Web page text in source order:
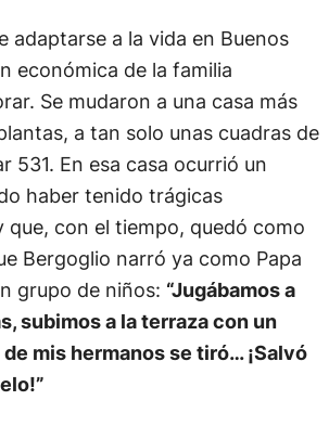
adaptarse a la vida en Buenos
económica de la familia
Se mudaron a una casa más
a tan solo unas cuadras de
531. En esa casa ocurrió un
haber tenido trágicas
que, con el tiempo, quedó como
Bergoglio narró ya como Papa
grupo de niños: “Jugábamos a
subimos a la terraza con un
mis hermanos se tiró… ¡Salvó